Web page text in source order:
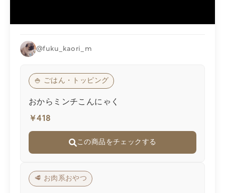
@fuku_kaori_m
🍚 ごはん・トッピング
おからミンチこんにゃく
￥418
この商品をチェックする
🥩 お肉系おやつ